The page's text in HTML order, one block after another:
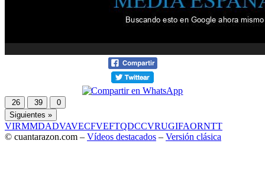
26 39
0
Siguientes »
VIRMMDADVAVECFVEFTQDCCVRUGIFAORNTT
© cuantarazon.com – Vídeos destacados – Versión clásica